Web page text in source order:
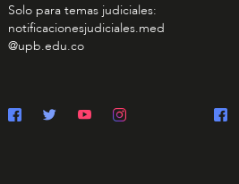
Solo para temas judiciales:
notificacionesjudiciales.med
@upb.edu.co